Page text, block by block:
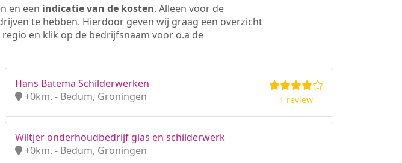
en een indicatie van de kosten. Alleen voor de
te hebben. Hierdoor geven wij graag een overzicht
en klik op de bedrijfsnaam voor o.a de
Hans Batema Schilderwerken
+0km. - Bedum, Groningen
1 review
Wiltjer onderhoudbedrijf glas en schilderwerk
+0km. - Bedum, Groningen